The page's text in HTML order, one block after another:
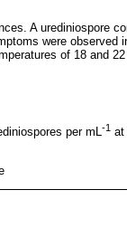
A urediniospore
were observed
of 18 and
per mL -1 at